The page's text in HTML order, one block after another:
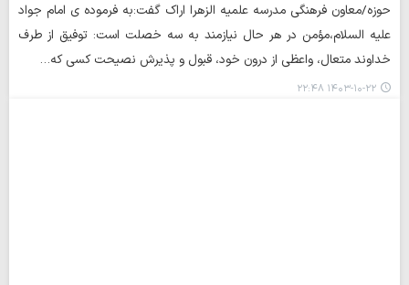
حوزه/معاون فرهنگی مدرسه علمیه الزهرا اراک گفت:به فرموده ی امام جواد
علیه السلام،مؤمن در هر حال نیازمند به سه خصلت است: توفیق از طرف
خداوند متعال، واعظی از درون خود، قبول و پذیرش نصیحت کسی که…
۱۴۰۳-۱۰-۲۲ ۲۲:۴۸